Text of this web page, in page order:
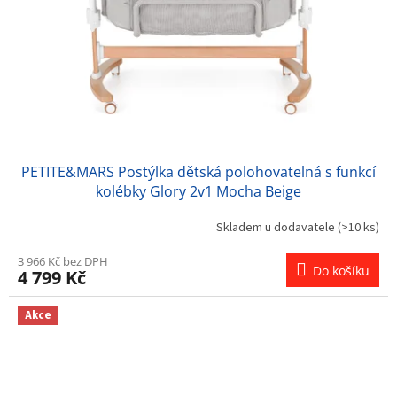
PETITE&MARS Postýlka dětská polohovatelná s funkcí
kolébky Glory 2v1 Mocha Beige
Skladem u dodavatele (>10 ks)
3 966 Kč bez DPH
4 799 Kč Do košíku
Akce